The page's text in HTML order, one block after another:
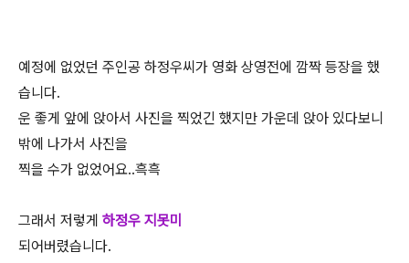
예정에 없었던 주인공 하정우씨가 영화 상영전에 깜짝 등장을 했
습니다.
운 좋게 앞에 앉아서 사진을 찍었긴 했지만 가운데 앉아 있다보니
밖에 나가서 사진을
찍을 수가 없었어요..흑흑
그래서 저렇게 하정우 지못미
되어버렸습니다.